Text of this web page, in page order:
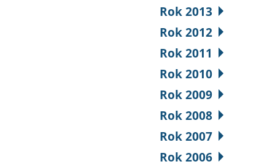
Rok 2013
Rok 2012
Rok 2011
Rok 2010
Rok 2009
Rok 2008
Rok 2007
Rok 2006